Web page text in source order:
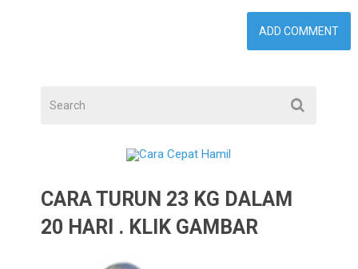
CARA TURUN 23 KG DALAM
20 HARI . KLIK GAMBAR